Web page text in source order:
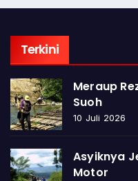
Terkini
Meraup
Suoh
10 Juli 2026
Asyiknya
Motor